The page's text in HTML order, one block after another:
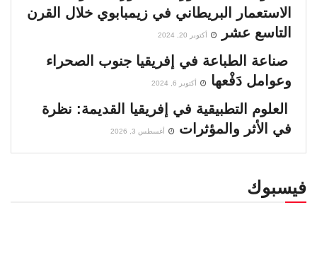
الاستعمار البريطاني في زيمبابوي خلال القرن
التاسع عشر
أكتوبر 20, 2024
صناعة الطباعة في إفريقيا جنوب الصحراء
وعوامل دَفْعها
أكتوبر 6, 2024
العلوم التطبيقية في إفريقيا القديمة: نظرة
في الأثر والمؤثرات
أغسطس 3, 2026
فيسبوك